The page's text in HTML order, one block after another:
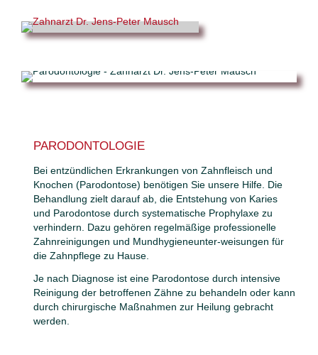
PARODONTOLOGIE
Bei entzündlichen Erkrankungen von Zahnfleisch und
Knochen (Parodontose) benötigen Sie unsere Hilfe. Die
Behandlung zielt darauf ab, die Entstehung von Karies
und Parodontose durch systematische Prophylaxe zu
verhindern. Dazu gehören regelmäßige professionelle
Zahnreinigungen und Mundhygieneunter-weisungen für
die Zahnpflege zu Hause.
Je nach Diagnose ist eine Parodontose durch intensive
Reinigung der betroffenen Zähne zu behandeln oder kann
durch chirurgische Maßnahmen zur Heilung gebracht
werden.